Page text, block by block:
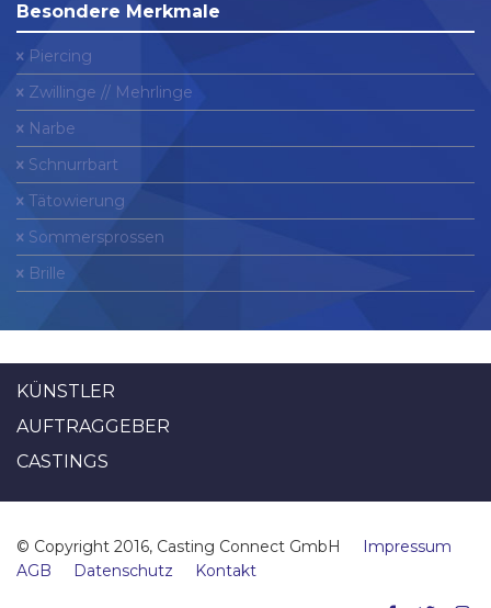
Besondere Merkmale
Piercing
Zwillinge // Mehrlinge
Narbe
Schnurrbart
Tätowierung
Sommersprossen
Brille
KÜNSTLER
AUFTRAGGEBER
CASTINGS
© Copyright 2016, Casting Connect GmbH
Impressum
AGB
Datenschutz Kontakt